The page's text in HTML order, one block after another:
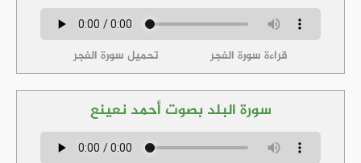
قراءة سورة الفجر تحميل سورة الفجر
سورة البلد بصوت أحمد نعينع